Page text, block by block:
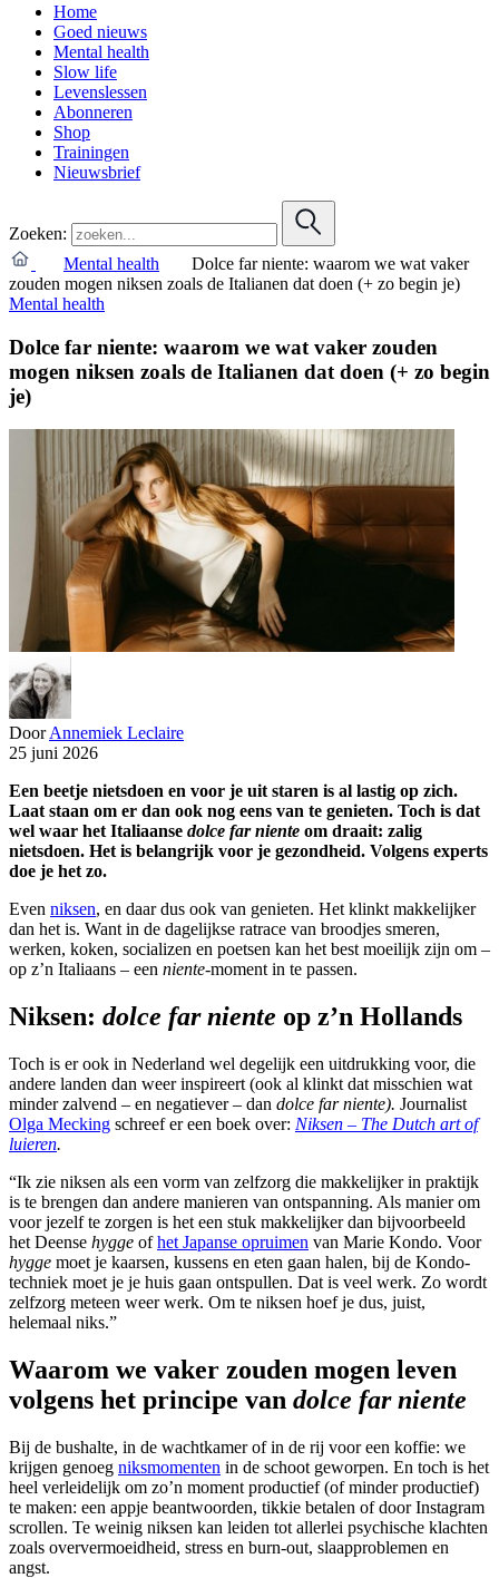
Home
Goed nieuws
Mental health
Slow life
Levenslessen
Abonneren
Shop
Trainingen
Nieuwsbrief
Zoeken:
Mental health
Dolce far niente: waarom we wat vaker
zouden mogen niksen zoals de Italianen dat doen (+ zo begin je)
Mental health
Dolce far niente: waarom we wat vaker zouden
mogen niksen zoals de Italianen dat doen (+ zo begin
je)
Door Annemiek Leclaire
25 juni 2026
Een beetje nietsdoen en voor je uit staren is al lastig op zich.
Laat staan om er dan ook nog eens van te genieten. Toch is dat
wel waar het Italiaanse dolce far niente om draait: zalig
nietsdoen. Het is belangrijk voor je gezondheid. Volgens experts
doe je het zo.
Even niksen, en daar dus ook van genieten. Het klinkt makkelijker
dan het is. Want in de dagelijkse ratrace van broodjes smeren,
werken, koken, socializen en poetsen kan het best moeilijk zijn om –
op z’n Italiaans – een niente-moment in te passen.
Niksen: dolce far niente op z’n Hollands
Toch is er ook in Nederland wel degelijk een uitdrukking voor, die
andere landen dan weer inspireert (ook al klinkt dat misschien wat
minder zalvend – en negatiever – dan dolce far niente). Journalist
Olga Mecking schreef er een boek over: Niksen – The Dutch art of
luieren.
“Ik zie niksen als een vorm van zelfzorg die makkelijker in praktijk
is te brengen dan andere manieren van ontspanning. Als manier om
voor jezelf te zorgen is het een stuk makkelijker dan bijvoorbeeld
het Deense hygge ofhet Japanse opruimen van Marie Kondo. Voor
hygge moet je kaarsen, kussens en eten gaan halen, bij de Kondo-
techniek moet je je huis gaan ontspullen. Dat is veel werk. Zo wordt
zelfzorg meteen weer werk. Om te niksen hoef je dus, juist,
helemaal niks.”
Waarom we vaker zouden mogen leven
volgens het principe van dolce far niente
Bij de bushalte, in de wachtkamer of in de rij voor een koffie: we
krijgen genoeg niksmomenten in de schoot geworpen. En toch is het
heel verleidelijk om zo’n moment productief (of minder productief)
te maken: een appje beantwoorden, tikkie betalen of door Instagram
scrollen. Te weinig niksen kan leiden tot allerlei psychische klachten
zoals oververmoeidheid, stress en burn-out, slaapproblemen en
angst.